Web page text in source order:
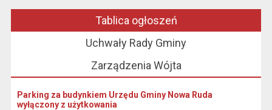
Tablica ogłoszeń
Uchwały Rady Gminy
Zarządzenia Wójta
Parking za budynkiem Urzędu Gminy Nowa Ruda
wyłączony z użytkowania